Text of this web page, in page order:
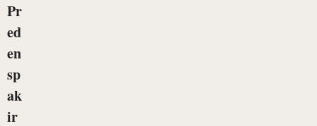
Pr
ed
en
sp
ak
ir